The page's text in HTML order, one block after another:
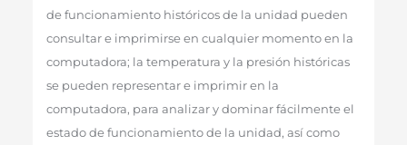
de funcionamiento históricos de la unidad pueden
consultar e imprimirse en cualquier momento en la
computadora; la temperatura y la presión históricas
se pueden representar e imprimir en la
computadora, para analizar y dominar fácilmente el
estado de funcionamiento de la unidad, así como